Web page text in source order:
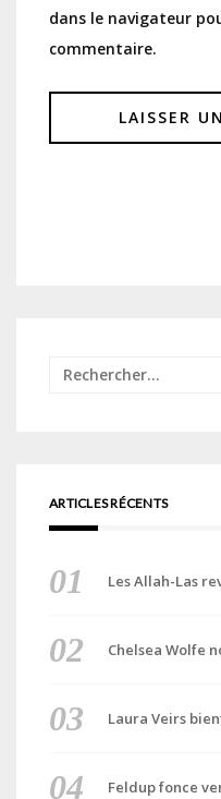
dans le navigateur
commentaire.
Rechercher :
ARTICLES RÉCENTS
Les Allah-Las
Chelsea Wolfe
Laura Veirs
Feldup fonce